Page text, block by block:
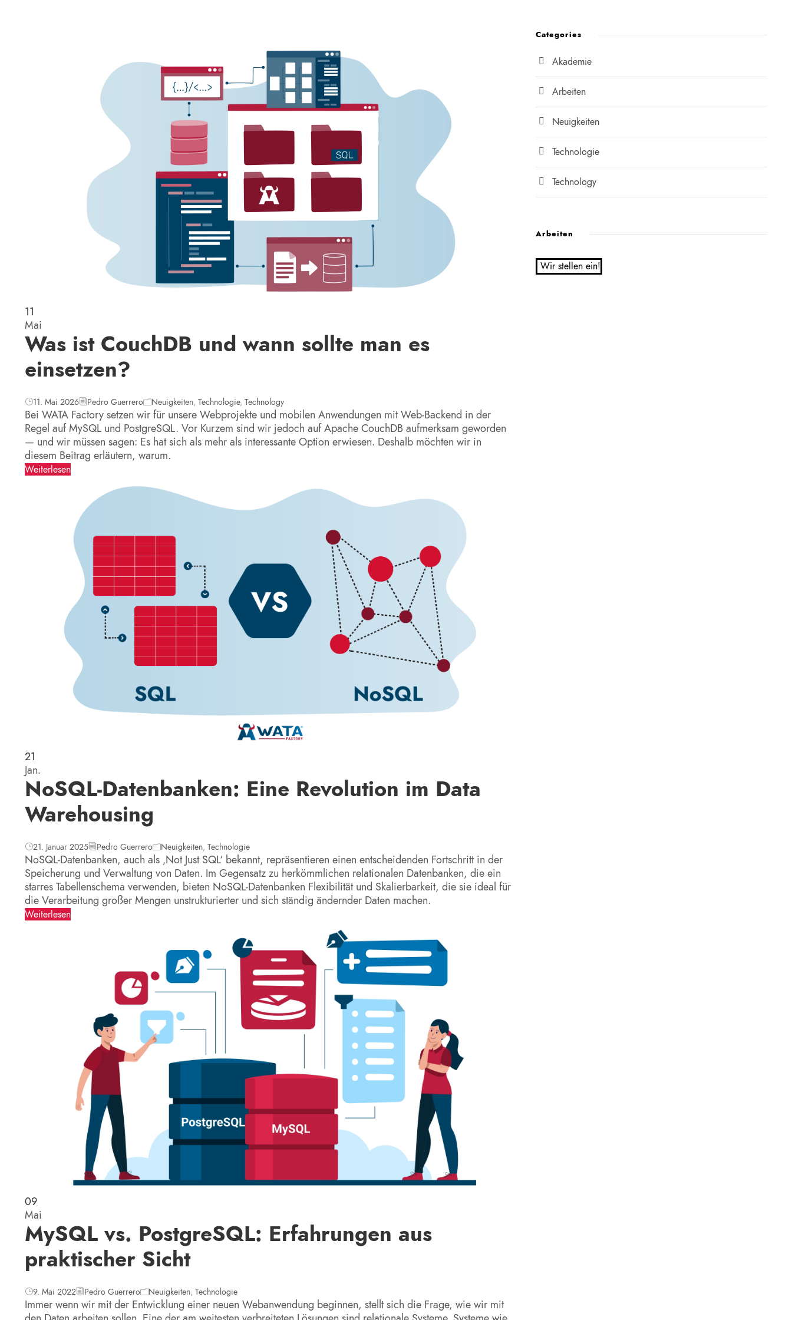
11
Mai
Was ist CouchDB und wann sollte man es
einsetzen?
11. Mai 2026 Pedro Guerrero Neuigkeiten, Technologie, Technology
Bei WATA Factory setzen wir für unsere Webprojekte und mobilen Anwendungen mit Web-Backend in der
Regel auf MySQL und PostgreSQL. Vor Kurzem sind wir jedoch auf Apache CouchDB aufmerksam geworden
— und wir müssen sagen: Es hat sich als mehr als interessante Option erwiesen. Deshalb möchten wir in
diesem Beitrag erläutern, warum.
Weiterlesen
21
Jan.
NoSQL-Datenbanken: Eine Revolution im Data
Warehousing
21. Januar 2025 Pedro Guerrero Neuigkeiten, Technologie
NoSQL-Datenbanken, auch als ‚Not Just SQL‘ bekannt, repräsentieren einen entscheidenden Fortschritt in der
Speicherung und Verwaltung von Daten. Im Gegensatz zu herkömmlichen relationalen Datenbanken, die ein
starres Tabellenschema verwenden, bieten NoSQL-Datenbanken Flexibilität und Skalierbarkeit, die sie ideal für
die Verarbeitung großer Mengen unstrukturierter und sich ständig ändernder Daten machen.
Weiterlesen
09
Mai
MySQL vs. PostgreSQL: Erfahrungen aus
praktischer Sicht
9. Mai 2022 Pedro Guerrero Neuigkeiten, Technologie
Immer wenn wir mit der Entwicklung einer neuen Webanwendung beginnen, stellt sich die Frage, wie wir mit
Categories
Akademie
Arbeiten
Neuigkeiten
Technologie
Technology
Arbeiten
Wir stellen ein!